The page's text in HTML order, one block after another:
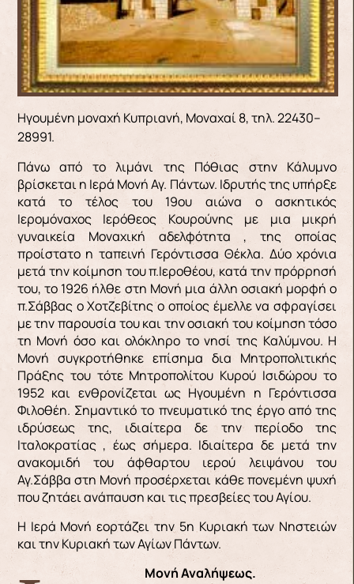
Ηγουμένη μοναχή Κυπριανή, Μοναχαί 8, τηλ. 22430–
28991.
Πάνω από το λιμάνι της Πόθιας στην Κάλυμνο
βρίσκεται η Ιερά Μονή Αγ. Πάντων. Ιδρυτής της υπήρξε
κατά το τέλος του 19ου αιώνα ο ασκητικός
Ιερομόναχος Ιερόθεος Κουρούνης με μια μικρή
γυναικεία Μοναχική αδελφότητα , της οποίας
προίστατο η ταπεινή Γερόντισσα Θέκλα. Δύο χρόνια
μετά την κοίμηση του π.Ιεροθέου, κατά την πρόρρησή
του, το 1926 ήλθε στη Μονή μια άλλη οσιακή μορφή ο
π.Σάββας ο Χοτζεβίτης ο οποίος έμελλε να σφραγίσει
με την παρουσία του και την οσιακή του κοίμηση τόσο
τη Μονή όσο και ολόκληρο το νησί της Καλύμνου. Η
Μονή συγκροτήθηκε επίσημα δια Μητροπολιτικής
Πράξης του τότε Μητροπολίτου Κυρού Ισιδώρου το
1952 και ενθρονίζεται ως Ηγουμένη η Γερόντισσα
Φιλοθέη. Σημαντικό το πνευματικό της έργο από της
ιδρύσεως της, ιδιαίτερα δε την περίοδο της
Ιταλοκρατίας , έως σήμερα. Ιδιαίτερα δε μετά την
ανακομιδή του άφθαρτου ιερού λειψάνου του
Αγ.Σάββα στη Μονή προσέρχεται κάθε πονεμένη ψυχή
που ζητάει ανάπαυση και τις πρεσβείες του Αγίου.
Η Ιερά Μονή εορτάζει την 5η Κυριακή των Νηστειών
και την Κυριακή των Αγίων Πάντων.
Ι. Μονή Αναλήψεως.